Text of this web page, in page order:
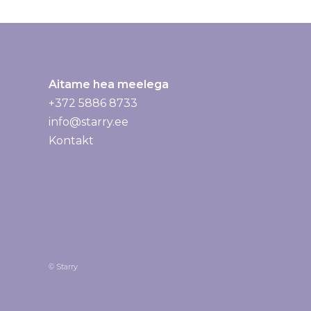
Aitame hea meelega
+372 5886 8733
info@starry.ee
Kontakt
© Starry